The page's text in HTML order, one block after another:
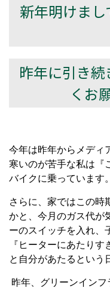
新年明けま
昨年に引き
くお
今年は昨年からメディ
寒いのが苦手な私は『
バイクに乗っています。
さらに、家ではこの時
かと、今月のガス代が
ーのスイッチを入れ、
『ヒーターにあたり
と自分があたるという
昨年、グリーンイン